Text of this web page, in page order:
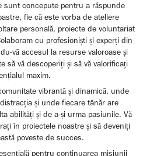
sunt concepute pentru a răspunde
fie că este vorba de ateliere
personală, proiecte de voluntariat
cu profesioniști și experți din
vă accesul la resurse valoroase și
să vă descoperiți și să vă valorificați
maxim.
vibrantă și dinamică, unde
și unde fiecare tânăr are
abilități și de a-și urma pasiunile. Vă
în proiectele noastre și să deveniți
poveste de succes.
pentru continuarea misiunii